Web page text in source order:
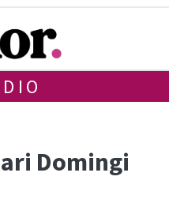
Domingi